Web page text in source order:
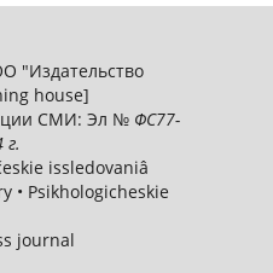
"Издательство
house]
СМИ: Эл № ФС77-
issledovaniâ
• Psikhologicheskie
journal